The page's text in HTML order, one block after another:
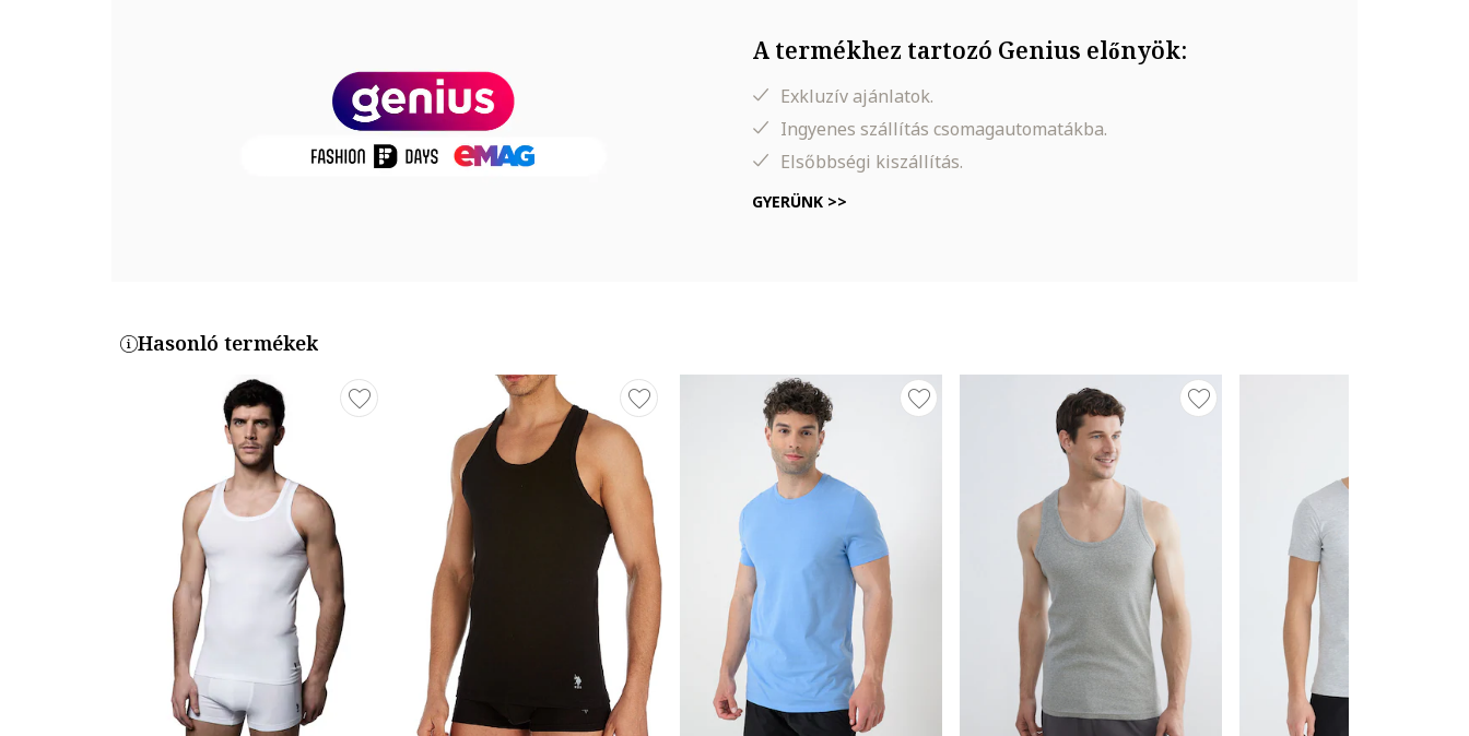
A termékhez tartozó Genius előnyök:
Exkluzív ajánlatok.
Ingyenes szállítás csomagautomatákba.
Elsőbbségi kiszállítás.
GYERÜNK >>
Hasonló termékek